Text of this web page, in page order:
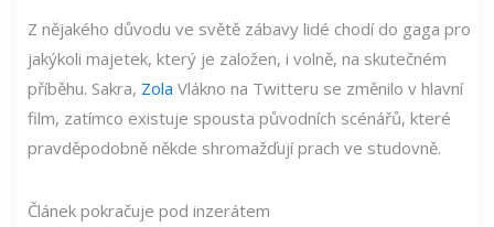
Z nějakého důvodu ve světě zábavy lidé chodí do gaga pro
jakýkoli majetek, který je založen, i volně, na skutečném
příběhu. Sakra, Zola Vlákno na Twitteru se změnilo v hlavní
film, zatímco existuje spousta původních scénářů, které
pravděpodobně někde shromažďují prach ve studovně.
Článek pokračuje pod inzerátem